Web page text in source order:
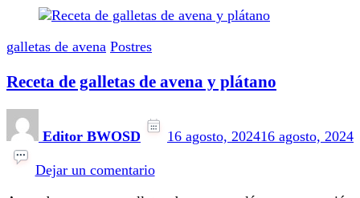
paso
galletas de avena Postres
Receta de galletas de avena y plátano
Editor BWOSD 16 agosto, 202416 agosto, 2024
Dejar un comentarioReceta